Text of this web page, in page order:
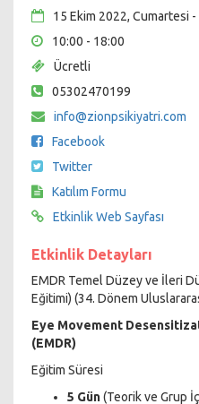
15 Ekim 2022, Cumartesi
10:00 - 18:00
Ücretli
05302470199
info@zionpsikiyatri.com
Facebook
Twitter
Katılım Formu
Etkinlik Web Sayfası
Etkinlik Detayları
EMDR Temel Düzey ve İleri
Eğitimi) (34. Dönem
Eye Movement
(EMDR)
Eğitim Süresi
5 Gün(Teorik ve Grup